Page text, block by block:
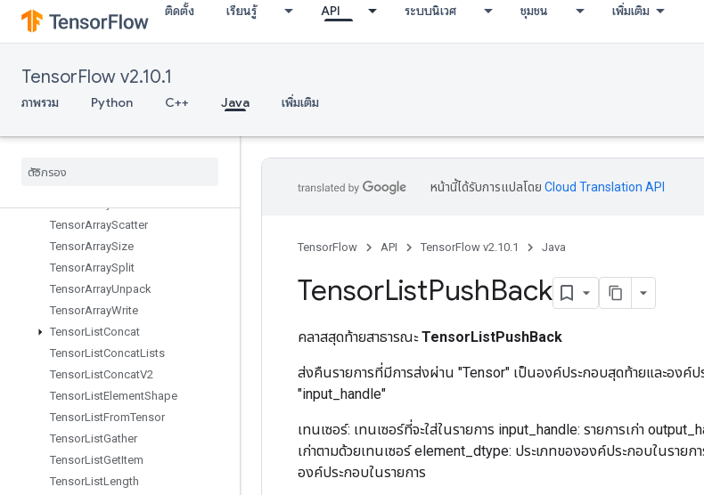
ติดตั้ง เรียนรู้ API ระบบนิเวศ ชุมชน เพิ่มเติม
TensorFlow v2.10.1
ภาพรวม Python C++ Java เพิ่มเติม
TPURoundRobin
TemporaryVariable
TensorArrayClose
TensorArrayConcat
TensorArrayGrad
TensorArrayScatter
TensorArraySize
TensorArraySplit
TensorArrayUnpack
TensorArrayWrite
TensorListConcat
TensorListConcatLists
TensorListConcatV2
TensorListElementShape
TensorListFromTensor
TensorListGather
TensorListGetItem
TensorListLength
หน้านี้ได้รับการแปลโดย Cloud Translation API
TensorFlow API TensorFlow v2.10.1 Java
TensorListPushBack
คลาสสุดท้ายสาธารณะTensorListPushBack
ส่งคืนรายการที่มีการส่งผ่าน "Tensor" เป็นองค์ประกอบสุดท้ายและองค์
"input_handle"
เทนเซอร์: เทนเซอร์ที่จะใส่ในรายการ input_handle: รายการเก่า
เก่าตามด้วยเทนเซอร์ element_dtype: ประเภทขององค์ประกอบในราย
องค์ประกอบในรายการ